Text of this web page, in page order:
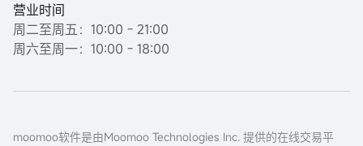
营业时间
周二至周五：10:00 - 21:00
周六至周一：10:00 - 18:00
moomoo软件是由Moomoo Technologies Inc. 提供的在线交易平